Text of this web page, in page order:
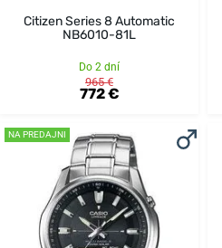
Citizen Series 8 Automatic
NB6010-81L
Do 2 dní
965 €
772 €
NA PREDAJNI